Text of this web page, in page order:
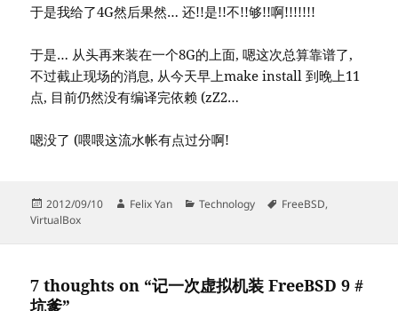
于是我给了4G然后果然… 还!!是!!不!!够!!啊!!!!!!!
于是… 从头再来装在一个8G的上面, 嗯这次总算靠谱了,
不过截止现场的消息, 从今天早上make install 到晚上11
点, 目前仍然没有编译完依赖 (zZ2…
嗯没了 (喂喂这流水帐有点过分啊!
Posted
on
2012/09/10 Author
Felix Yan Categories
Technology Tags
FreeBSD,
VirtualBox
7 thoughts on “记一次虚拟机装 FreeBSD 9 #
坑爹”